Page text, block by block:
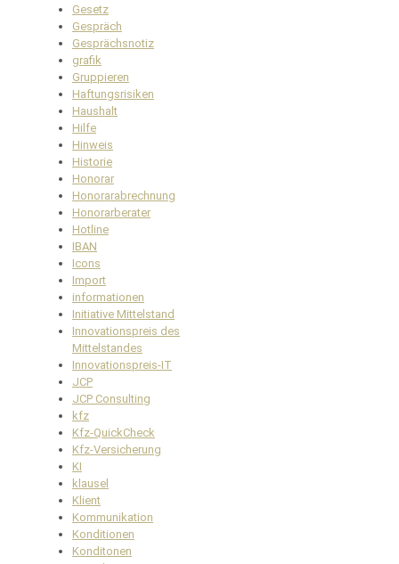
Gesetz
Gespräch
Gesprächsnotiz
grafik
Gruppieren
Haftungsrisiken
Haushalt
Hilfe
Hinweis
Historie
Honorar
Honorarabrechnung
Honorarberater
Hotline
IBAN
Icons
Import
informationen
Initiative Mittelstand
Innovationspreis des
Mittelstandes
Innovationspreis-IT
JCP
JCP Consulting
kfz
Kfz-QuickCheck
Kfz-Versicherung
KI
klausel
Klient
Kommunikation
Konditionen
Konditonen